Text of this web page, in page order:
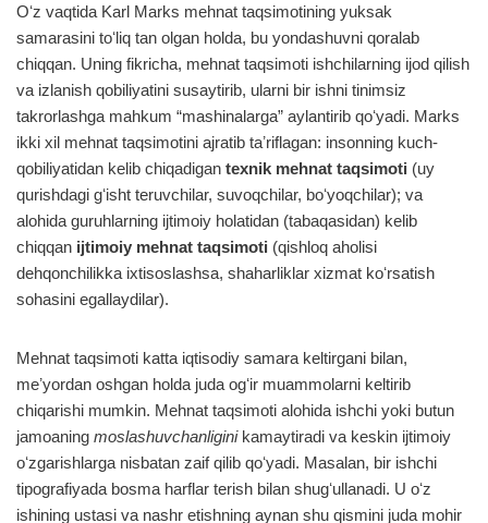
Oʻz vaqtida Karl Marks mehnat taqsimotining yuksak
samarasini toʻliq tan olgan holda, bu yondashuvni qoralab
chiqqan. Uning fikricha, mehnat taqsimoti ishchilarning ijod qilish
va izlanish qobiliyatini susaytirib, ularni bir ishni tinimsiz
takrorlashga mahkum “mashinalarga” aylantirib qoʻyadi. Marks
ikki xil mehnat taqsimotini ajratib taʼriflagan: insonning kuch-
qobiliyatidan kelib chiqadigan texnik mehnat taqsimoti (uy
qurishdagi gʻisht teruvchilar, suvoqchilar, boʻyoqchilar); va
alohida guruhlarning ijtimoiy holatidan (tabaqasidan) kelib
chiqqan ijtimoiy mehnat taqsimoti (qishloq aholisi
dehqonchilikka ixtisoslashsa, shaharliklar xizmat koʻrsatish
sohasini egallaydilar).
Mehnat taqsimoti katta iqtisodiy samara keltirgani bilan,
meʼyordan oshgan holda juda ogʻir muammolarni keltirib
chiqarishi mumkin. Mehnat taqsimoti alohida ishchi yoki butun
jamoaning moslashuvchanliginikamaytiradi va keskin ijtimoiy
oʻzgarishlarga nisbatan zaif qilib qoʻyadi. Masalan, bir ishchi
tipografiyada bosma harflar terish bilan shugʻullanadi. U oʻz
ishining ustasi va nashr etishning aynan shu qismini juda mohir